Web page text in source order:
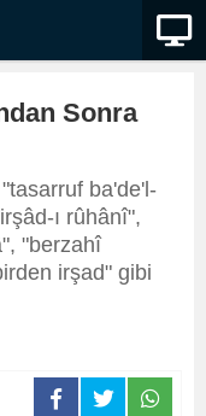
Sonra
ba'de'l-
ı rûhânî",
"berzahî
irşad" gibi